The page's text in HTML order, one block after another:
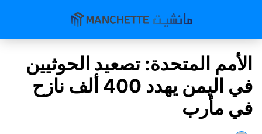
الأمم المتحدة: تصعيد الحوثيين
في اليمن يهدد 400 ألف نازح
في مأرب